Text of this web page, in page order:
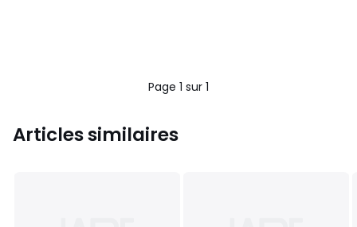
Page 1 sur 1
Articles similaires